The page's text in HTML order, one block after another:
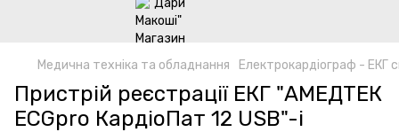
Медична техніка та обладнання Електрокардіограф - ЕКГ
Пристрій реєстрації ЕКГ "АМЕДТЕК
ECGpro КардіоПат 12 USB"-i